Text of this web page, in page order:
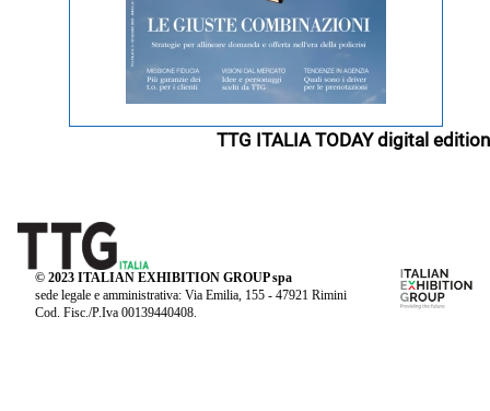
TTG ITALIA TODAY digital edition
© 2023 ITALIAN EXHIBITION GROUP spa
sede legale e amministrativa: Via Emilia, 155 - 47921 Rimini
Cod. Fisc./P.Iva 00139440408.